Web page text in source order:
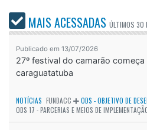
MAIS ACESSADAS ÚLTIMOS 30
Publicado em 13/07/2026
27º festival do camarão
caraguatatuba
NOTÍCIAS FUNDACC
ODS - OBJETIVO DE
ODS 17 - PARCERIAS E MEIOS DE